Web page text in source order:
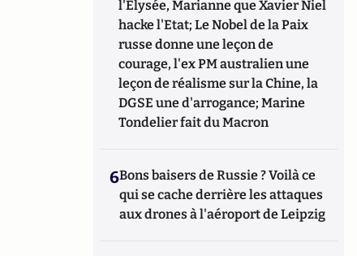
l'Elysée, Marianne que Xavier Niel
hacke l'Etat; Le Nobel de la Paix
russe donne une leçon de
courage, l'ex PM australien une
leçon de réalisme sur la Chine, la
DGSE une d'arrogance; Marine
Tondelier fait du Macron
6Bons baisers de Russie ? Voilà ce
qui se cache derrière les attaques
aux drones à l'aéroport de Leipzig